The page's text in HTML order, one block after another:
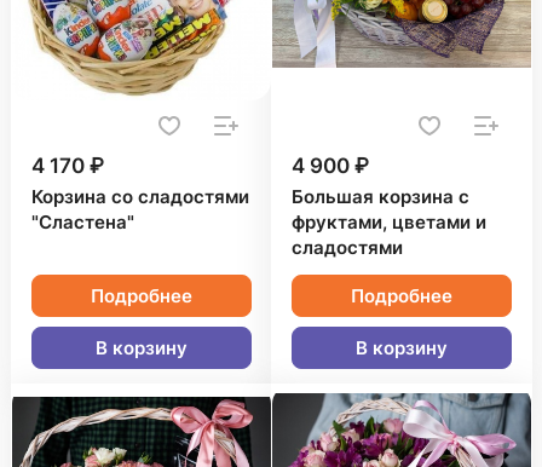
4 170 ₽
Корзина со сладостями
"Сластена"
Подробнее
В корзину
4 900 ₽
Большая корзина с
фруктами, цветами и
сладостями
Подробнее
В корзину